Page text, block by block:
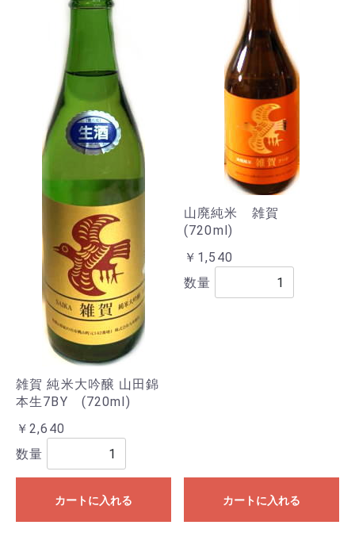
雑賀 純米大吟醸 山田錦
本生7BY (720ml)
￥2,640
数量
カートに入れる
山廃純米 雑賀
(720ml)
￥1,540
数量
カートに入れる